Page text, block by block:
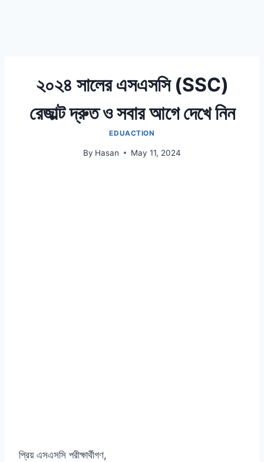
২০২৪ সালের এসএসসি (SSC)
রেজাল্ট দ্রুত ও সবার আগে দেখে নিন
EDUACTION
By Hasan May 11, 2024
প্রিয় এসএসসি পরীক্ষার্থীগণ,